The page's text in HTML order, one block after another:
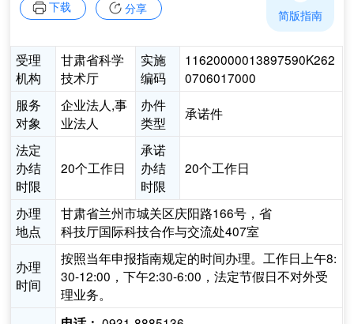
下载 分享
受理
机构
甘肃省科学
技术厅
实施
编码
11620000013897590K262
0706017000
服务
对象
企业法人,事
业法人
办件
类型
承诺件
法定
办结
时限
20个工作日
承诺
办结
时限
20个工作日
办理
地点
甘肃省兰州市城关区庆阳路166号，省
科技厅国际科技合作与交流处407室
办理
时间
按照当年申报指南规定的时间办理。工作日上午8:
30-12:00，下午2:30-6:00，法定节假日不对外受
理业务。
简版指南